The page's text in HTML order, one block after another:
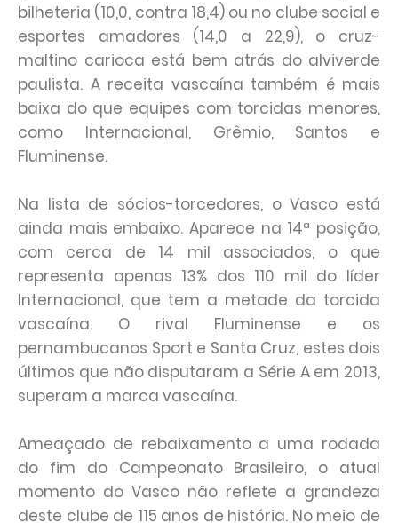
bilheteria (10,0, contra 18,4) ou no clube social e
esportes amadores (14,0 a 22,9), o cruz-
maltino carioca está bem atrás do alviverde
paulista. A receita vascaína também é mais
baixa do que equipes com torcidas menores,
como Internacional, Grêmio, Santos e
Fluminense.
Na lista de sócios-torcedores, o Vasco está
ainda mais embaixo. Aparece na 14ª posição,
com cerca de 14 mil associados, o que
representa apenas 13% dos 110 mil do líder
Internacional, que tem a metade da torcida
vascaína. O rival Fluminense e os
pernambucanos Sport e Santa Cruz, estes dois
últimos que não disputaram a Série A em 2013,
superam a marca vascaína.
Ameaçado de rebaixamento a uma rodada
do fim do Campeonato Brasileiro, o atual
momento do Vasco não reflete a grandeza
deste clube de 115 anos de história. No meio de